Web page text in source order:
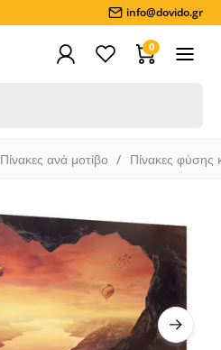
info@dovido.gr
0
Πίνακες ανά μοτίβο Πίνακες φύσης